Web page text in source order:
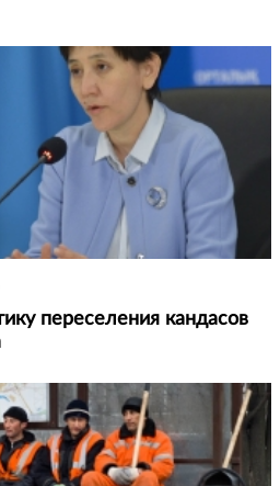
переселения кандасов